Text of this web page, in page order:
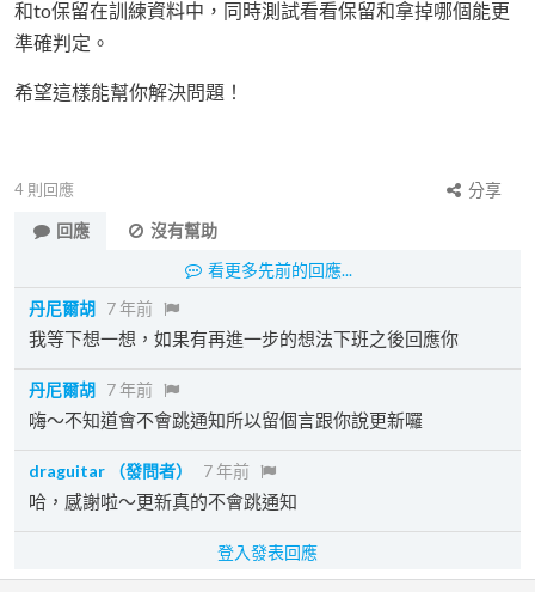
和to保留在訓練資料中，同時測試看看保留和拿掉哪個能更
準確判定。
希望這樣能幫你解決問題！
4 則回應
分享
回應
沒有幫助
看更多先前的回應...
丹尼爾胡 7 年前
我等下想一想，如果有再進一步的想法下班之後回應你
丹尼爾胡 7 年前
嗨～不知道會不會跳通知所以留個言跟你說更新囉
draguitar （發問者） 7 年前
哈，感謝啦～更新真的不會跳通知
登入發表回應